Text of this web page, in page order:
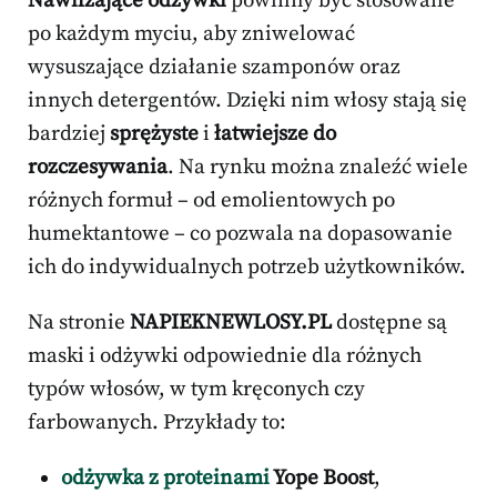
po każdym myciu, aby zniwelować
wysuszające działanie szamponów oraz
innych detergentów. Dzięki nim włosy stają się
bardziej sprężystei łatwiejsze do
rozczesywania. Na rynku można znaleźć wiele
różnych formuł – od emolientowych po
humektantowe – co pozwala na dopasowanie
ich do indywidualnych potrzeb użytkowników.
Na stronie NAPIEKNEWLOSY.PLdostępne są
maski i odżywki odpowiednie dla różnych
typów włosów, w tym kręconych czy
farbowanych. Przykłady to:
odżywka z proteinamiYope Boost,